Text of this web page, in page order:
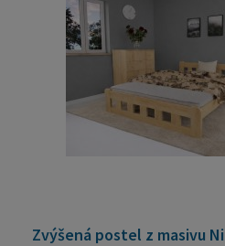
Zvýšená postel z masivu